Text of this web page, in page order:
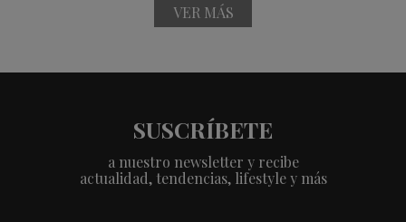
VER MÁS
SUSCRÍBETE
a nuestro newsletter y recibe
actualidad, tendencias, lifestyle y más